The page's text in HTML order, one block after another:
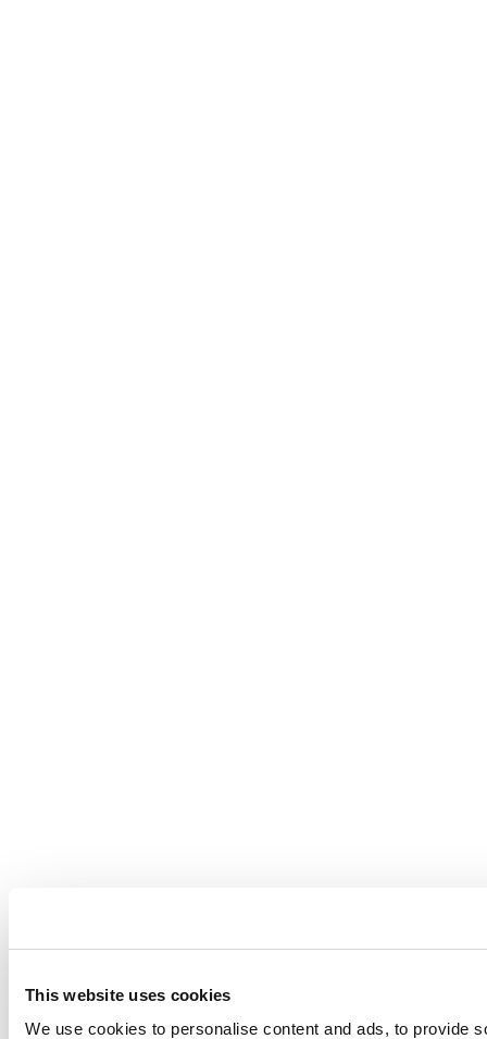
This website uses cookies
We use cookies to personalise content and ads, to provide